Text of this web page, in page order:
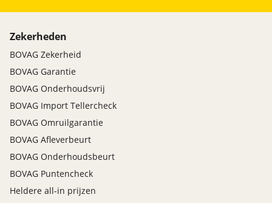
Zekerheden
BOVAG Zekerheid
BOVAG Garantie
BOVAG Onderhoudsvrij
BOVAG Import Tellercheck
BOVAG Omruilgarantie
BOVAG Afleverbeurt
BOVAG Onderhoudsbeurt
BOVAG Puntencheck
Heldere all-in prijzen